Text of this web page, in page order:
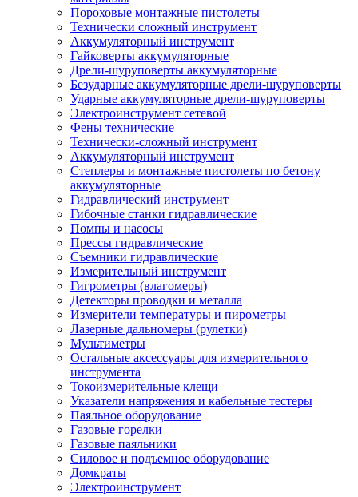
Пороховые монтажные пистолеты
Технически сложный инструмент
Аккумуляторный инструмент
Гайковерты аккумуляторные
Дрели-шуруповерты аккумуляторные
Безударные аккумуляторные дрели-шуруповерты
Ударные аккумуляторные дрели-шуруповерты
Электроинструмент сетевой
Фены технические
Технически-сложный инструмент
Аккумуляторный инструмент
Степлеры и монтажные пистолеты по бетону
аккумуляторные
Гидравлический инструмент
Гибочные станки гидравлические
Помпы и насосы
Прессы гидравлические
Съемники гидравлические
Измерительный инструмент
Гигрометры (влагомеры)
Детекторы проводки и металла
Измерители температуры и пирометры
Лазерные дальномеры (рулетки)
Мультиметры
Остальные аксессуары для измерительного
инструмента
Токоизмерительные клещи
Указатели напряжения и кабельные тестеры
Паяльное оборудование
Газовые горелки
Газовые паяльники
Силовое и подъемное оборудование
Домкраты
Электроинструмент